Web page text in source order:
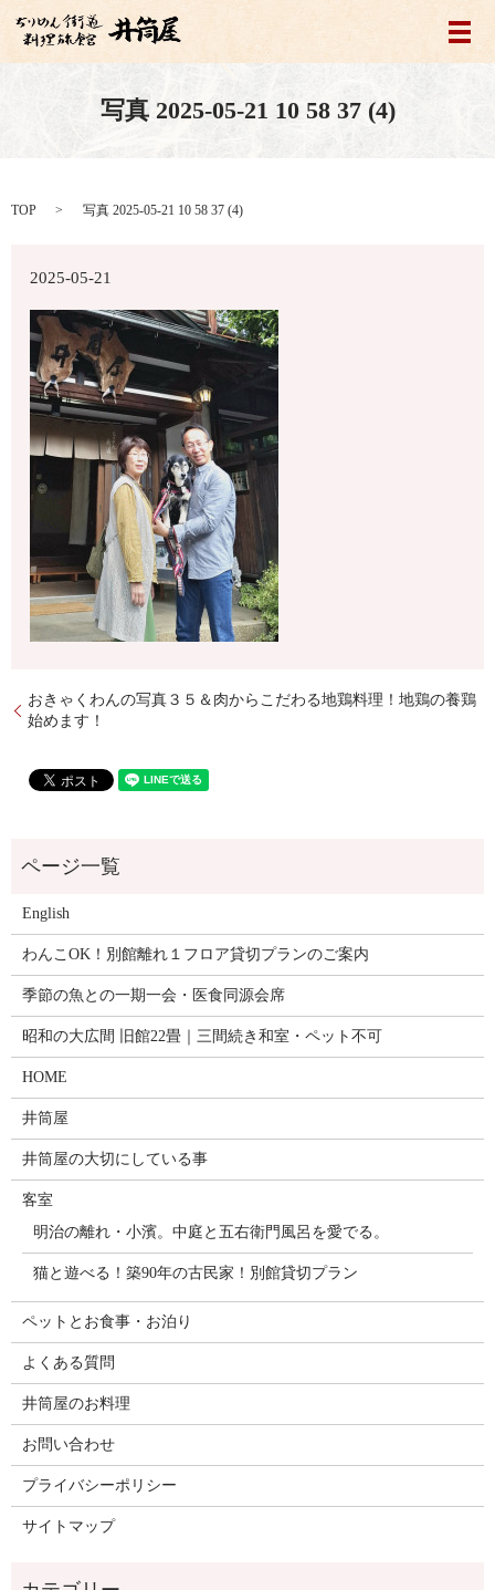
メ
写真 2025-05-21 10 58 37 (4)
TOP 写真 2025-05-21 10 58 37 (4)
2025-05-21
おきゃくわんの写真３５＆肉からこだわる地鶏料理！地鶏の養鶏
始めます！
English
わんこOK！別館離れ１フロア貸切プランのご案内
季節の魚との一期一会・医食同源会席
昭和の大広間 旧館22畳｜三間続き和室・ペット不可
HOME
井筒屋
井筒屋の大切にしている事
客室
明治の離れ・小濱。中庭と五右衛門風呂を愛でる。
猫と遊べる！築90年の古民家！別館貸切プラン
ペットとお食事・お泊り
よくある質問
井筒屋のお料理
お問い合わせ
プライバシーポリシー
サイトマップ